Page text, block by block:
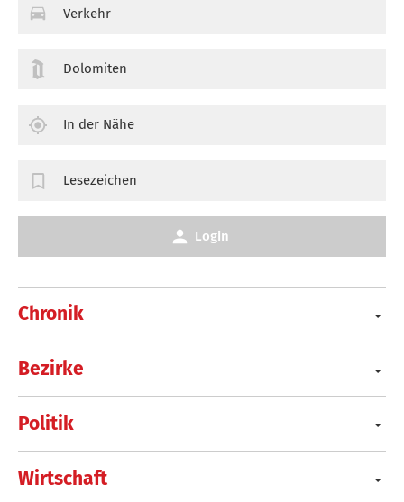
Chronik
Bezirke
Politik
Wirtschaft
Verkehr
Dolomiten
In der Nähe
Lesezeichen
Login